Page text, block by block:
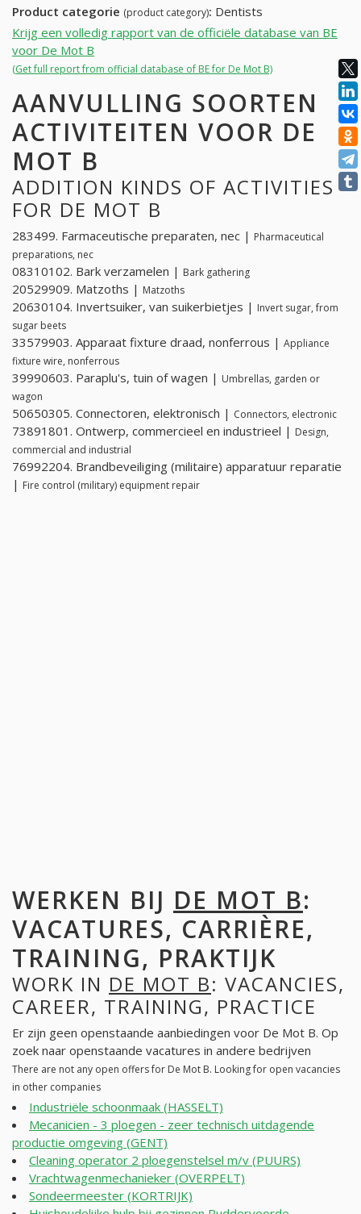
Product categorie (product category): Dentists
Krijg een volledig rapport van de officiële database van BE
voor De Mot B
(Get full report from official database of BE for De Mot B)
AANVULLING SOORTEN
ACTIVITEITEN VOOR DE
MOT B
ADDITION KINDS OF ACTIVITIES
FOR DE MOT B
283499. Farmaceutische preparaten, nec | Pharmaceutical
preparations, nec
08310102. Bark verzamelen | Bark gathering
20529909. Matzoths | Matzoths
20630104. Invertsuiker, van suikerbietjes | Invert sugar, from
sugar beets
33579903. Apparaat fixture draad, nonferrous | Appliance
fixture wire, nonferrous
39990603. Paraplu's, tuin of wagen | Umbrellas, garden or
wagon
50650305. Connectoren, elektronisch | Connectors, electronic
73891801. Ontwerp, commercieel en industrieel | Design,
commercial and industrial
76992204. Brandbeveiliging (militaire) apparatuur reparatie
| Fire control (military) equipment repair
WERKEN BIJ DE MOT B:
VACATURES, CARRIÈRE,
TRAINING, PRAKTIJK
WORK IN DE MOT B: VACANCIES,
CAREER, TRAINING, PRACTICE
Er zijn geen openstaande aanbiedingen voor De Mot B. Op
zoek naar openstaande vacatures in andere bedrijven
There are not any open offers for De Mot B. Looking for open vacancies
in other companies
Industriële schoonmaak (HASSELT)
Mecanicien - 3 ploegen - zeer technisch uitdagende
productie omgeving (GENT)
Cleaning operator 2 ploegenstelsel m/v (PUURS)
Vrachtwagenmechanieker (OVERPELT)
Sondeermeester (KORTRIJK)